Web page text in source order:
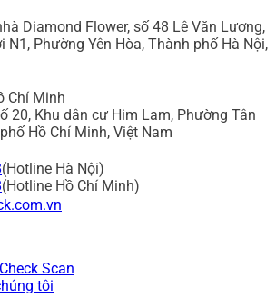
Diamond Flower, số 48 Lê Văn Lương,
N1, Phường Yên Hòa, Thành phố Hà Nội,
Chí Minh
20, Khu dân cư Him Lam, Phường Tân
Hồ Chí Minh, Việt Nam
(Hotline Hà Nội)
(Hotline Hồ Chí Minh)
Scan
tôi